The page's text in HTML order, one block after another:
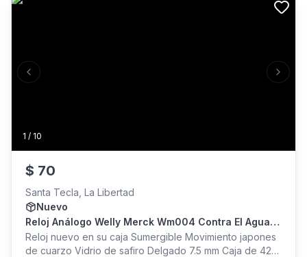
1 / 10
Previous slide Next
$ 70
Santa Tecla, La Libertad
Nuevo
Reloj Análogo Welly Merck Wm004 Contra El Agua
Nuevo En Su Caja
Reloj nuevo en su caja Sumergible Movimiento japones
de cuarzo Vidrio de safiro Delgado 7.5 mm Caja de 42